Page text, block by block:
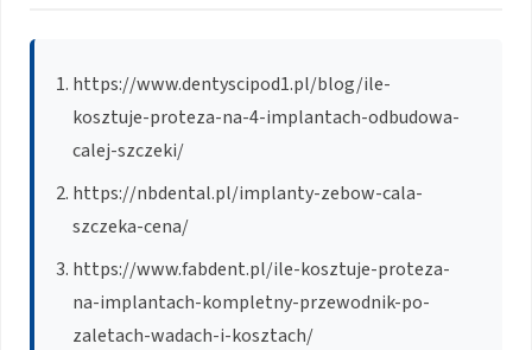
https://www.dentyscipod1.pl/blog/ile-
kosztuje-proteza-na-4-implantach-odbudowa-
calej-szczeki/
https://nbdental.pl/implanty-zebow-cala-
szczeka-cena/
https://www.fabdent.pl/ile-kosztuje-proteza-
na-implantach-kompletny-przewodnik-po-
zaletach-wadach-i-kosztach/